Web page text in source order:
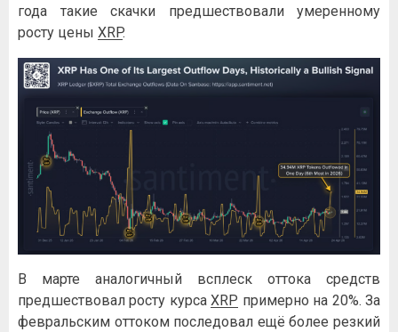
года такие скачки предшествовали умеренному
росту цены XRP.
В марте аналогичный всплеск оттока средств
предшествовал росту курсаXRP примерно на 20%. За
февральским оттоком последовал ещё более резкий